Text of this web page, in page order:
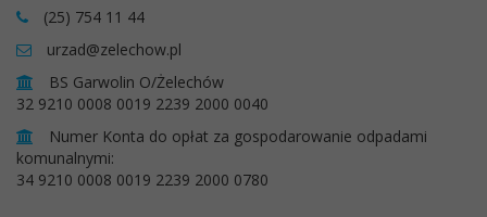
(25) 754 11 44
urzad@zelechow.pl
BS Garwolin O/Żelechów
32 9210 0008 0019 2239 2000 0040
Numer Konta do opłat za gospodarowanie odpadami
komunalnymi:
34 9210 0008 0019 2239 2000 0780